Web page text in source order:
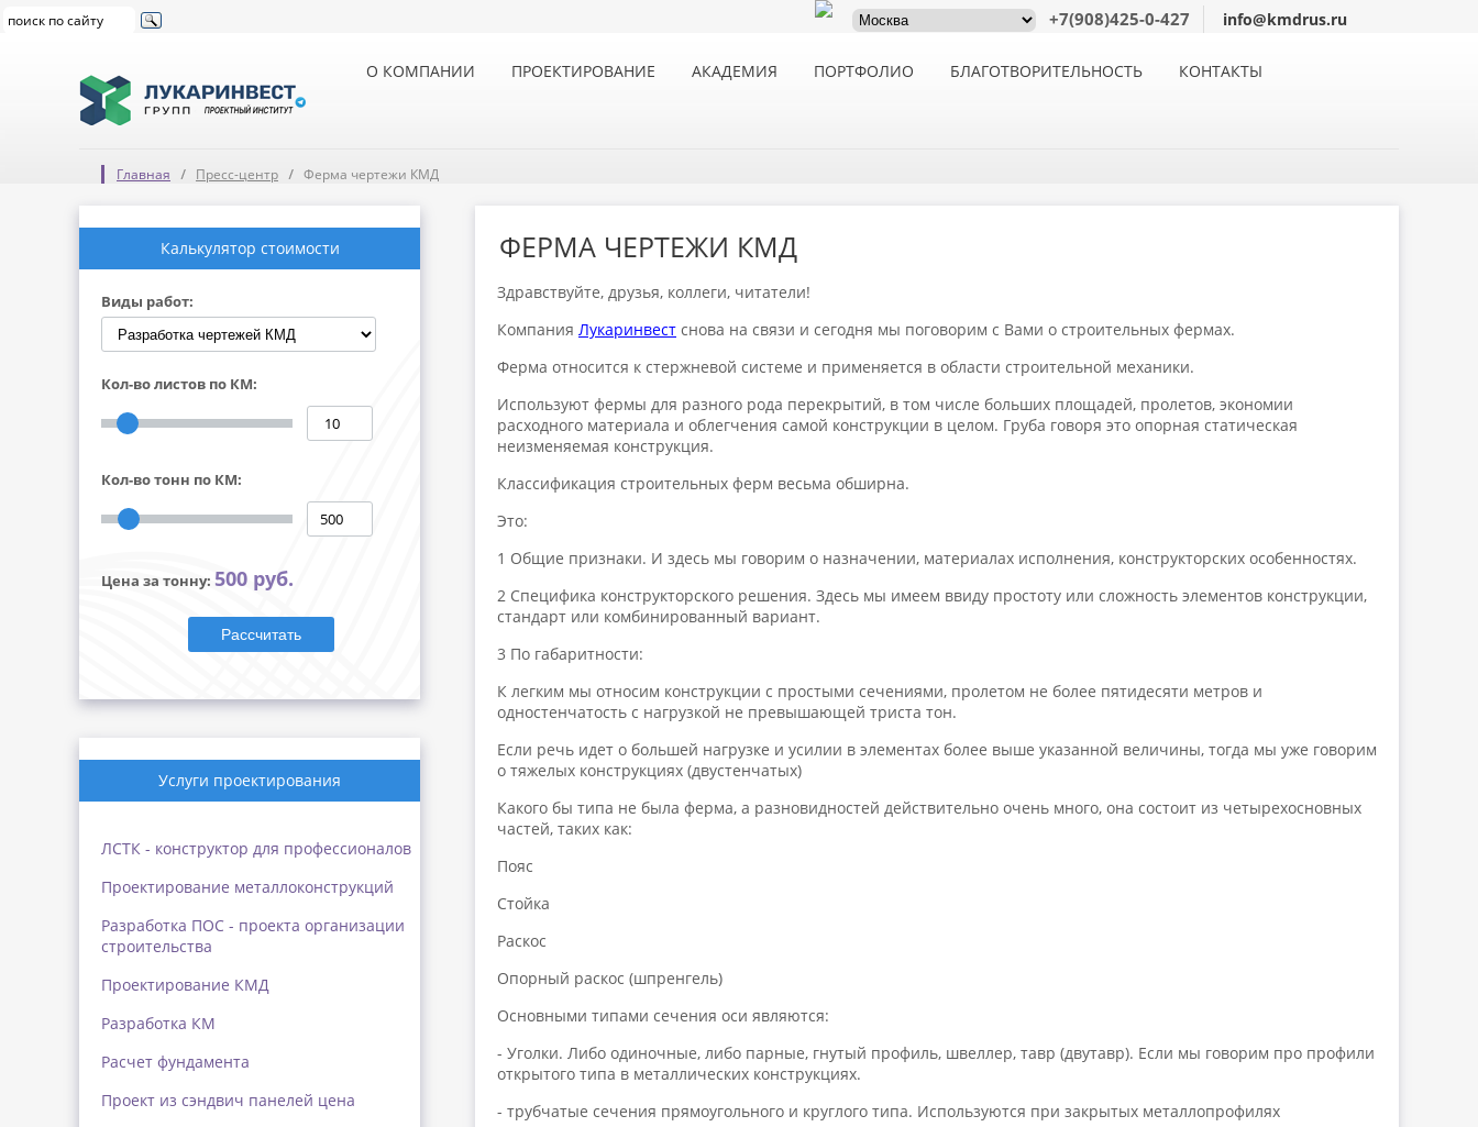
+7(908)425-0-427 info@kmdrus.ru
О КОМПАНИИ ПРОЕКТИРОВАНИЕ АКАДЕМИЯ ПОРТФОЛИО БЛАГОТВОРИТЕЛЬНОСТЬ КОНТАКТЫ
Главная Пресс-центр Ферма чертежи КМД
Калькулятор стоимости
Виды работ:
Кол-во листов по КМ:
Кол-во тонн по КМ:
Цена за тонну: 500 руб.
Рассчитать
Услуги проектирования
ЛСТК - конструктор для профессионалов
Проектирование металлоконструкций
Разработка ПОС - проекта организации
строительства
Проектирование КМД
Разработка КМ
Расчет фундамента
Проект из сэндвич панелей цена
ФЕРМА ЧЕРТЕЖИ КМД
Здравствуйте, друзья, коллеги, читатели!
Компания Лукаринвест снова на связи и сегодня мы поговорим с Вами о строительных фермах.
Ферма относится к стержневой системе и применяется в области строительной механики.
Используют фермы для разного рода перекрытий, в том числе больших площадей, пролетов, экономии
расходного материала и облегчения самой конструкции в целом. Груба говоря это опорная статическая
неизменяемая конструкция.
Классификация строительных ферм весьма обширна.
Это:
1 Общие признаки. И здесь мы говорим о назначении, материалах исполнения, конструкторских особенностях.
2 Специфика конструкторского решения. Здесь мы имеем ввиду простоту или сложность элементов конструкции,
стандарт или комбинированный вариант.
3 По габаритности:
К легким мы относим конструкции с простыми сечениями, пролетом не более пятидесяти метров и
одностенчатость с нагрузкой не превышающей триста тон.
Если речь идет о большей нагрузке и усилии в элементах более выше указанной величины, тогда мы уже говорим
о тяжелых конструкциях (двустенчатых)
Какого бы типа не была ферма, а разновидностей действительно очень много, она состоит из четырехосновных
частей, таких как:
Пояс
Стойка
Раскос
Опорный раскос (шпренгель)
Основными типами сечения оси являются:
- Уголки. Либо одиночные, либо парные, гнутый профиль, швеллер, тавр (двутавр). Если мы говорим про профили
открытого типа в металлических конструкциях.
- трубчатые сечения прямоугольного и круглого типа. Используются при закрытых металлопрофилях